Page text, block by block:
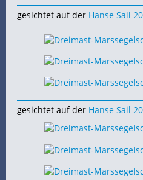
gesichtet auf der Hanse Sail
gesichtet auf der Hanse Sail